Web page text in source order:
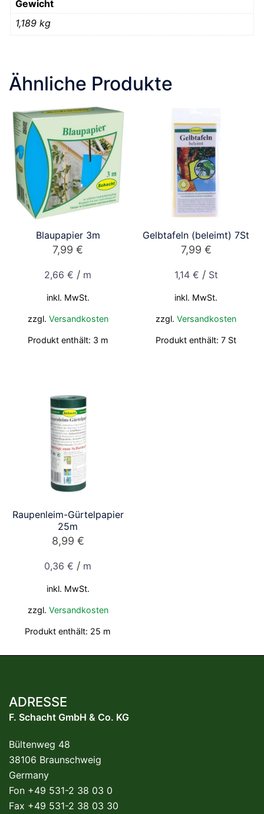
Gewicht
1,189 kg
Ähnliche Produkte
Blaupapier 3m
7,99€
2,66€ / m
inkl. MwSt.
zzgl. Versandkosten
Produkt enthält: 3 m
Gelbtafeln (beleimt) 7St
7,99 €
1,14 € / St
inkl. MwSt.
zzgl.Versandkosten
Produkt enthält: 7 St
Raupenleim-Gürtelpapier
25m
8,99 €
0,36€ / m
inkl. MwSt.
zzgl. Versandkosten
Produkt enthält: 25 m
ADRESSE
F. Schacht GmbH & Co. KG
Bültenweg 48
38106 Braunschweig
Germany
Fon +49 531-2 38 03 0
Fax +49 531-2 38 03 30